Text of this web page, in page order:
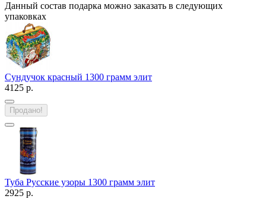
Данный состав подарка можно заказать в следующих
упаковках
Сундучок красный 1300 грамм элит
4125 р.
Продано!
Туба Русские узоры 1300 грамм элит
2925 р.